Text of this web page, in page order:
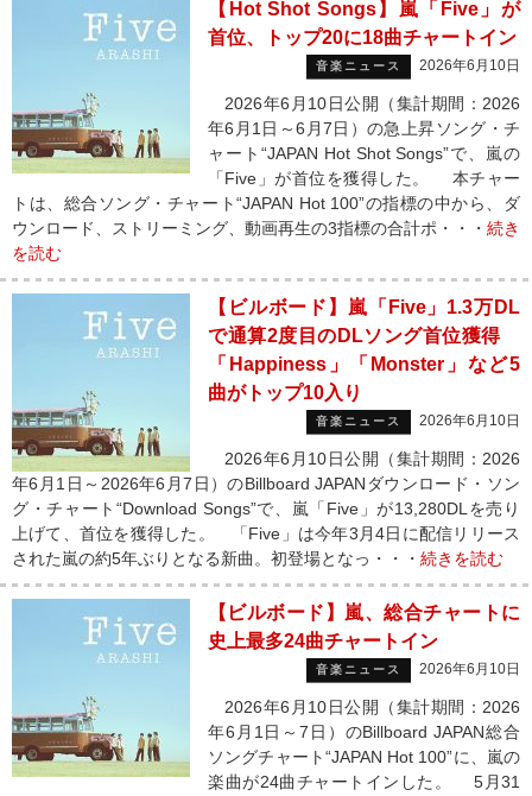
【Hot Shot Songs】嵐「Five」が
首位、トップ20に18曲チャートイン
音楽ニュース 2026年6月10日
2026年6月10日公開（集計期間：2026
年6月1日～6月7日）の急上昇ソング・チ
ャート“JAPAN Hot Shot Songs”で、嵐の
「Five」が首位を獲得した。 本チャー
トは、総合ソング・チャート“JAPAN Hot 100”の指標の中から、ダ
ウンロード、ストリーミング、動画再生の3指標の合計ポ・・・ 続き
を読む
【ビルボード】嵐「Five」1.3万DL
で通算2度目のDLソング首位獲得
「Happiness」「Monster」など5
曲がトップ10入り
音楽ニュース 2026年6月10日
2026年6月10日公開（集計期間：2026
年6月1日～2026年6月7日）のBillboard JAPANダウンロード・ソン
グ・チャート“Download Songs”で、嵐「Five」が13,280DLを売り
上げて、首位を獲得した。 「Five」は今年3月4日に配信リリース
された嵐の約5年ぶりとなる新曲。初登場となっ・・・ 続きを読む
【ビルボード】嵐、総合チャートに
史上最多24曲チャートイン
音楽ニュース 2026年6月10日
2026年6月10日公開（集計期間：2026
年6月1日～7日）のBillboard JAPAN総合
ソングチャート“JAPAN Hot 100”に、嵐の
楽曲が24曲チャートインした。 5月31